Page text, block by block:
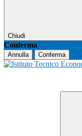
Chiudi
Conferma
Annulla Conferma